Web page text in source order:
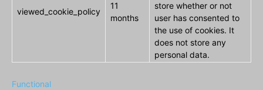
viewed_cookie_policy
11
months
store whether or not
user has consented to
the use of cookies. It
does not store any
personal data.
Functional